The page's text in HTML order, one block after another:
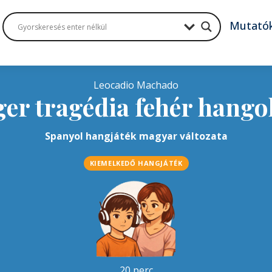
Leocadio Machado
tragédia fehér
Spanyol hangjáték magyar változata
KIEMELKEDŐ HANGJÁTÉK